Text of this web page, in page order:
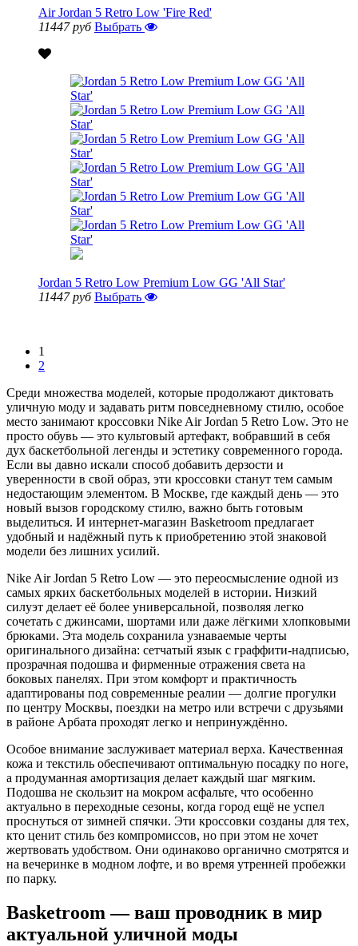
Air Jordan 5 Retro Low 'Fire Red'
11447 руб Выбрать
Jordan 5 Retro Low Premium Low GG 'All Star'
11447 руб Выбрать
1
2
Среди множества моделей, которые продолжают диктовать
уличную моду и задавать ритм повседневному стилю, особое
место занимают кроссовки Nike Air Jordan 5 Retro Low. Это не
просто обувь — это культовый артефакт, вобравший в себя
дух баскетбольной легенды и эстетику современного города.
Если вы давно искали способ добавить дерзости и
уверенности в свой образ, эти кроссовки станут тем самым
недостающим элементом. В Москве, где каждый день — это
новый вызов городскому стилю, важно быть готовым
выделиться. И интернет-магазин Basketroom предлагает
удобный и надёжный путь к приобретению этой знаковой
модели без лишних усилий.
Nike Air Jordan 5 Retro Low — это переосмысление одной из
самых ярких баскетбольных моделей в истории. Низкий
силуэт делает её более универсальной, позволяя легко
сочетать с джинсами, шортами или даже лёгкими хлопковыми
брюками. Эта модель сохранила узнаваемые черты
оригинального дизайна: сетчатый язык с граффити-надписью,
прозрачная подошва и фирменные отражения света на
боковых панелях. При этом комфорт и практичность
адаптированы под современные реалии — долгие прогулки
по центру Москвы, поездки на метро или встречи с друзьями
в районе Арбата проходят легко и непринуждённо.
Особое внимание заслуживает материал верха. Качественная
кожа и текстиль обеспечивают оптимальную посадку по ноге,
а продуманная амортизация делает каждый шаг мягким.
Подошва не скользит на мокром асфальте, что особенно
актуально в переходные сезоны, когда город ещё не успел
проснуться от зимней спячки. Эти кроссовки созданы для тех,
кто ценит стиль без компромиссов, но при этом не хочет
жертвовать удобством. Они одинаково органично смотрятся и
на вечеринке в модном лофте, и во время утренней пробежки
по парку.
Basketroom — ваш проводник в мир
актуальной уличной моды